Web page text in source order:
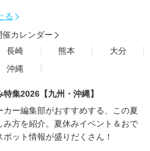
る
カレンダー
長崎 熊本
大分
沖縄
特集2026【九州・沖縄】
カー編集部がおすすめする、この夏
み方を紹介。夏休みイベント＆おで
ポット情報が盛りだくさん！